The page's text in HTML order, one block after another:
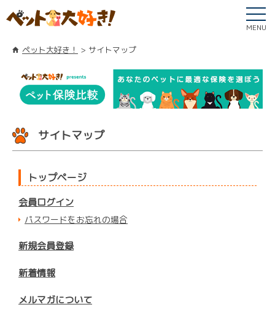
MENU
ペット大好き！ サイトマップ
サイトマップ
トップページ
会員ログイン
パスワードをお忘れの場合
新規会員登録
新着情報
メルマガについて